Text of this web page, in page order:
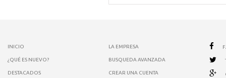
INICIO
¿QUÉ ES NUEVO?
DESTACADOS
LA EMPRESA
BUSQUEDA AVANZADA
CREAR UNA CUENTA